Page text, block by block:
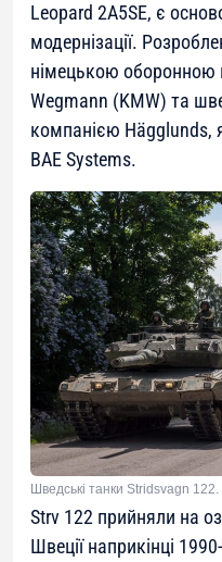
Leopard 2A5SE, є
модернізації.
німецькою оборонною
Wegmann (KMW) та
компанією Hägglunds,
BAE Systems.
Шведські танки Stridsvagn
Strv 122 прийняли на
Швеції наприкінці